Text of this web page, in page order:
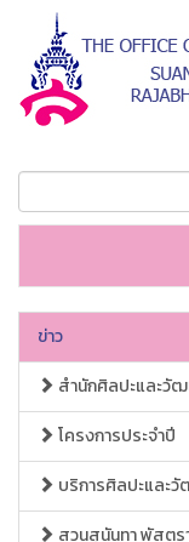
ข่าว
สำนักศิลปะและวั
โครงการประจำปี
บริการศิลปะและ
สวนสุนันทา พัสต